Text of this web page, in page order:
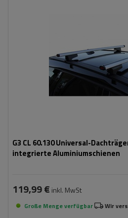
G3 CL 60.130 Universal-
integrierte Aluminiumschienen
119,99 € inkl. MwSt
Große Menge verfügbar Wir